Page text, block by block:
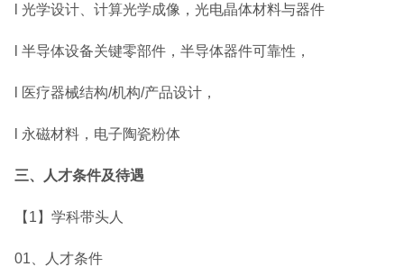
l 光学设计、计算光学成像，光电晶体材料与器件
l 半导体设备关键零部件，半导体器件可靠性，
l 医疗器械结构/机构/产品设计，
l 永磁材料，电子陶瓷粉体
三、人才条件及待遇
【1】学科带头人
01、人才条件